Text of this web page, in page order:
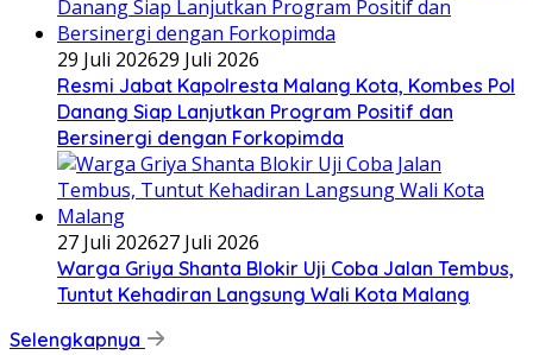
29 Juli 202629 Juli 2026
Resmi Jabat Kapolresta Malang Kota, Kombes Pol
Danang Siap Lanjutkan Program Positif dan
Bersinergi dengan Forkopimda
27 Juli 202627 Juli 2026
Warga Griya Shanta Blokir Uji Coba Jalan Tembus,
Tuntut Kehadiran Langsung Wali Kota Malang
Selengkapnya